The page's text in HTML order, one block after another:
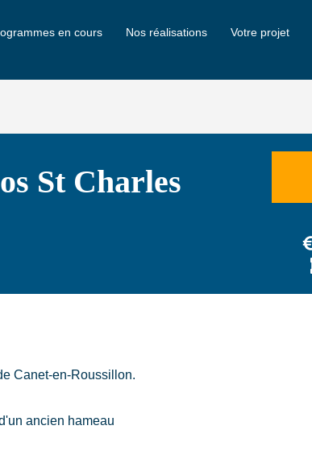
en cours Nos réalisations Votre projet
St Charles
Canet-en-Roussillon.
ancien hameau